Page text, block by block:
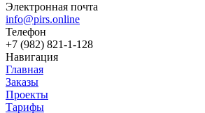
Электронная почта
info@pirs.online
Телефон
+7 (982) 821-1-128
Навигация
Главная
Заказы
Проекты
Тарифы